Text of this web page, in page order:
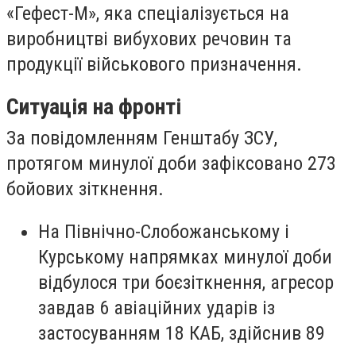
«Гефест-М», яка спеціалізується на
виробництві вибухових речовин та
продукції військового призначення.
Ситуація на фронті
За повідомленням Генштабу ЗСУ,
протягом минулої доби зафіксовано 273
бойових зіткнення.
На Північно-Слобожанському і
Курському напрямках минулої доби
відбулося три боєзіткнення, агресор
завдав 6 авіаційних ударів із
застосуванням 18 КАБ, здійснив 89